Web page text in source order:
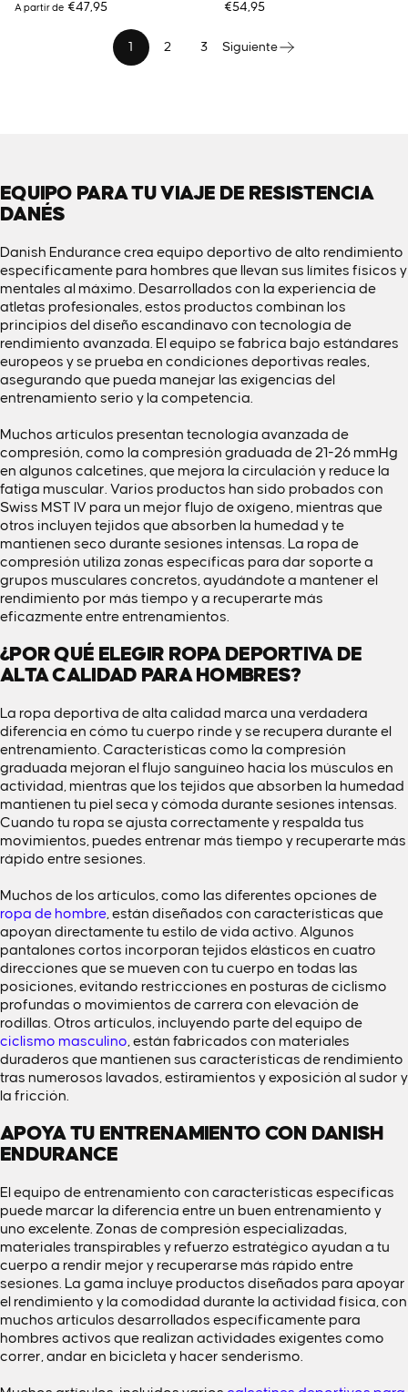
A partir de €47,95 €54,95
2 3 Siguiente
EQUIPO PARA TU VIAJE DE RESISTENCIA
DANÉS
Danish Endurance crea equipo deportivo de alto rendimiento
específicamente para hombres que llevan sus límites físicos y
mentales al máximo. Desarrollados con la experiencia de
atletas profesionales, estos productos combinan los
principios del diseño escandinavo con tecnología de
rendimiento avanzada. El equipo se fabrica bajo estándares
europeos y se prueba en condiciones deportivas reales,
asegurando que pueda manejar las exigencias del
entrenamiento serio y la competencia.
Muchos artículos presentan tecnología avanzada de
compresión, como la compresión graduada de 21-26 mmHg
en algunos calcetines, que mejora la circulación y reduce la
fatiga muscular. Varios productos han sido probados con
Swiss MST IV para un mejor flujo de oxígeno, mientras que
otros incluyen tejidos que absorben la humedad y te
mantienen seco durante sesiones intensas. La ropa de
compresión utiliza zonas específicas para dar soporte a
grupos musculares concretos, ayudándote a mantener el
rendimiento por más tiempo y a recuperarte más
eficazmente entre entrenamientos.
¿POR QUÉ ELEGIR ROPA DEPORTIVA DE
ALTA CALIDAD PARA HOMBRES?
La ropa deportiva de alta calidad marca una verdadera
diferencia en cómo tu cuerpo rinde y se recupera durante el
entrenamiento. Características como la compresión
graduada mejoran el flujo sanguíneo hacia los músculos en
actividad, mientras que los tejidos que absorben la humedad
mantienen tu piel seca y cómoda durante sesiones intensas.
Cuando tu ropa se ajusta correctamente y respalda tus
movimientos, puedes entrenar más tiempo y recuperarte más
rápido entre sesiones.
Muchos de los artículos, como las diferentes opciones de
ropa de hombre, están diseñados con características que
apoyan directamente tu estilo de vida activo. Algunos
pantalones cortos incorporan tejidos elásticos en cuatro
direcciones que se mueven con tu cuerpo en todas las
posiciones, evitando restricciones en posturas de ciclismo
profundas o movimientos de carrera con elevación de
rodillas. Otros artículos, incluyendo parte del equipo de
ciclismo masculino, están fabricados con materiales
duraderos que mantienen sus características de rendimiento
tras numerosos lavados, estiramientos y exposición al sudor y
la fricción.
APOYA TU ENTRENAMIENTO CON DANISH
ENDURANCE
El equipo de entrenamiento con características específicas
puede marcar la diferencia entre un buen entrenamiento y
uno excelente. Zonas de compresión especializadas,
materiales transpirables y refuerzo estratégico ayudan a tu
cuerpo a rendir mejor y recuperarse más rápido entre
sesiones. La gama incluye productos diseñados para apoyar
el rendimiento y la comodidad durante la actividad física, con
muchos artículos desarrollados específicamente para
hombres activos que realizan actividades exigentes como
correr, andar en bicicleta y hacer senderismo.